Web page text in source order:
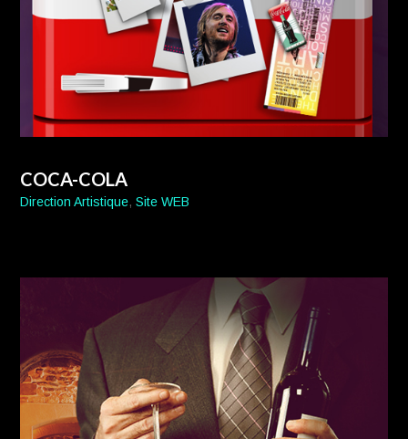
COCA-COLA
Direction Artistique,Site WEB